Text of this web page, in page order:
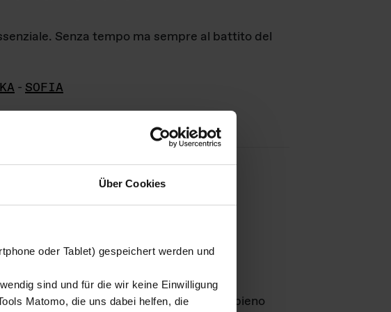
Über Cookies
oder Tablet) gespeichert werden und
sind und für die wir keine Einwilligung
Matomo, die uns dabei helfen, die
Senza tempo ma sempre al battito del
- SOFIA
Das ganze LebenGmbH e rimangono in pieno